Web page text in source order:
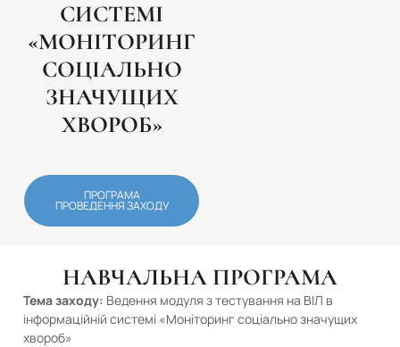
СИСТЕМІ
«МОНІТОРИНГ
СОЦІАЛЬНО
ЗНАЧУЩИХ
ХВОРОБ»
ПРОГРАМА
ПРОВЕДЕННЯ ЗАХОДУ
НАВЧАЛЬНА ПРОГРАМА
Тема заходу: Ведення модуля з тестування на ВІЛ в
інформаційній системі «Моніторинг соціально значущих
хвороб»